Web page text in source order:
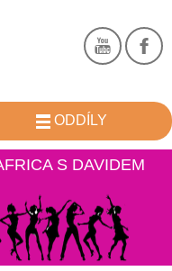
ODDÍLY
S DAVIDEM